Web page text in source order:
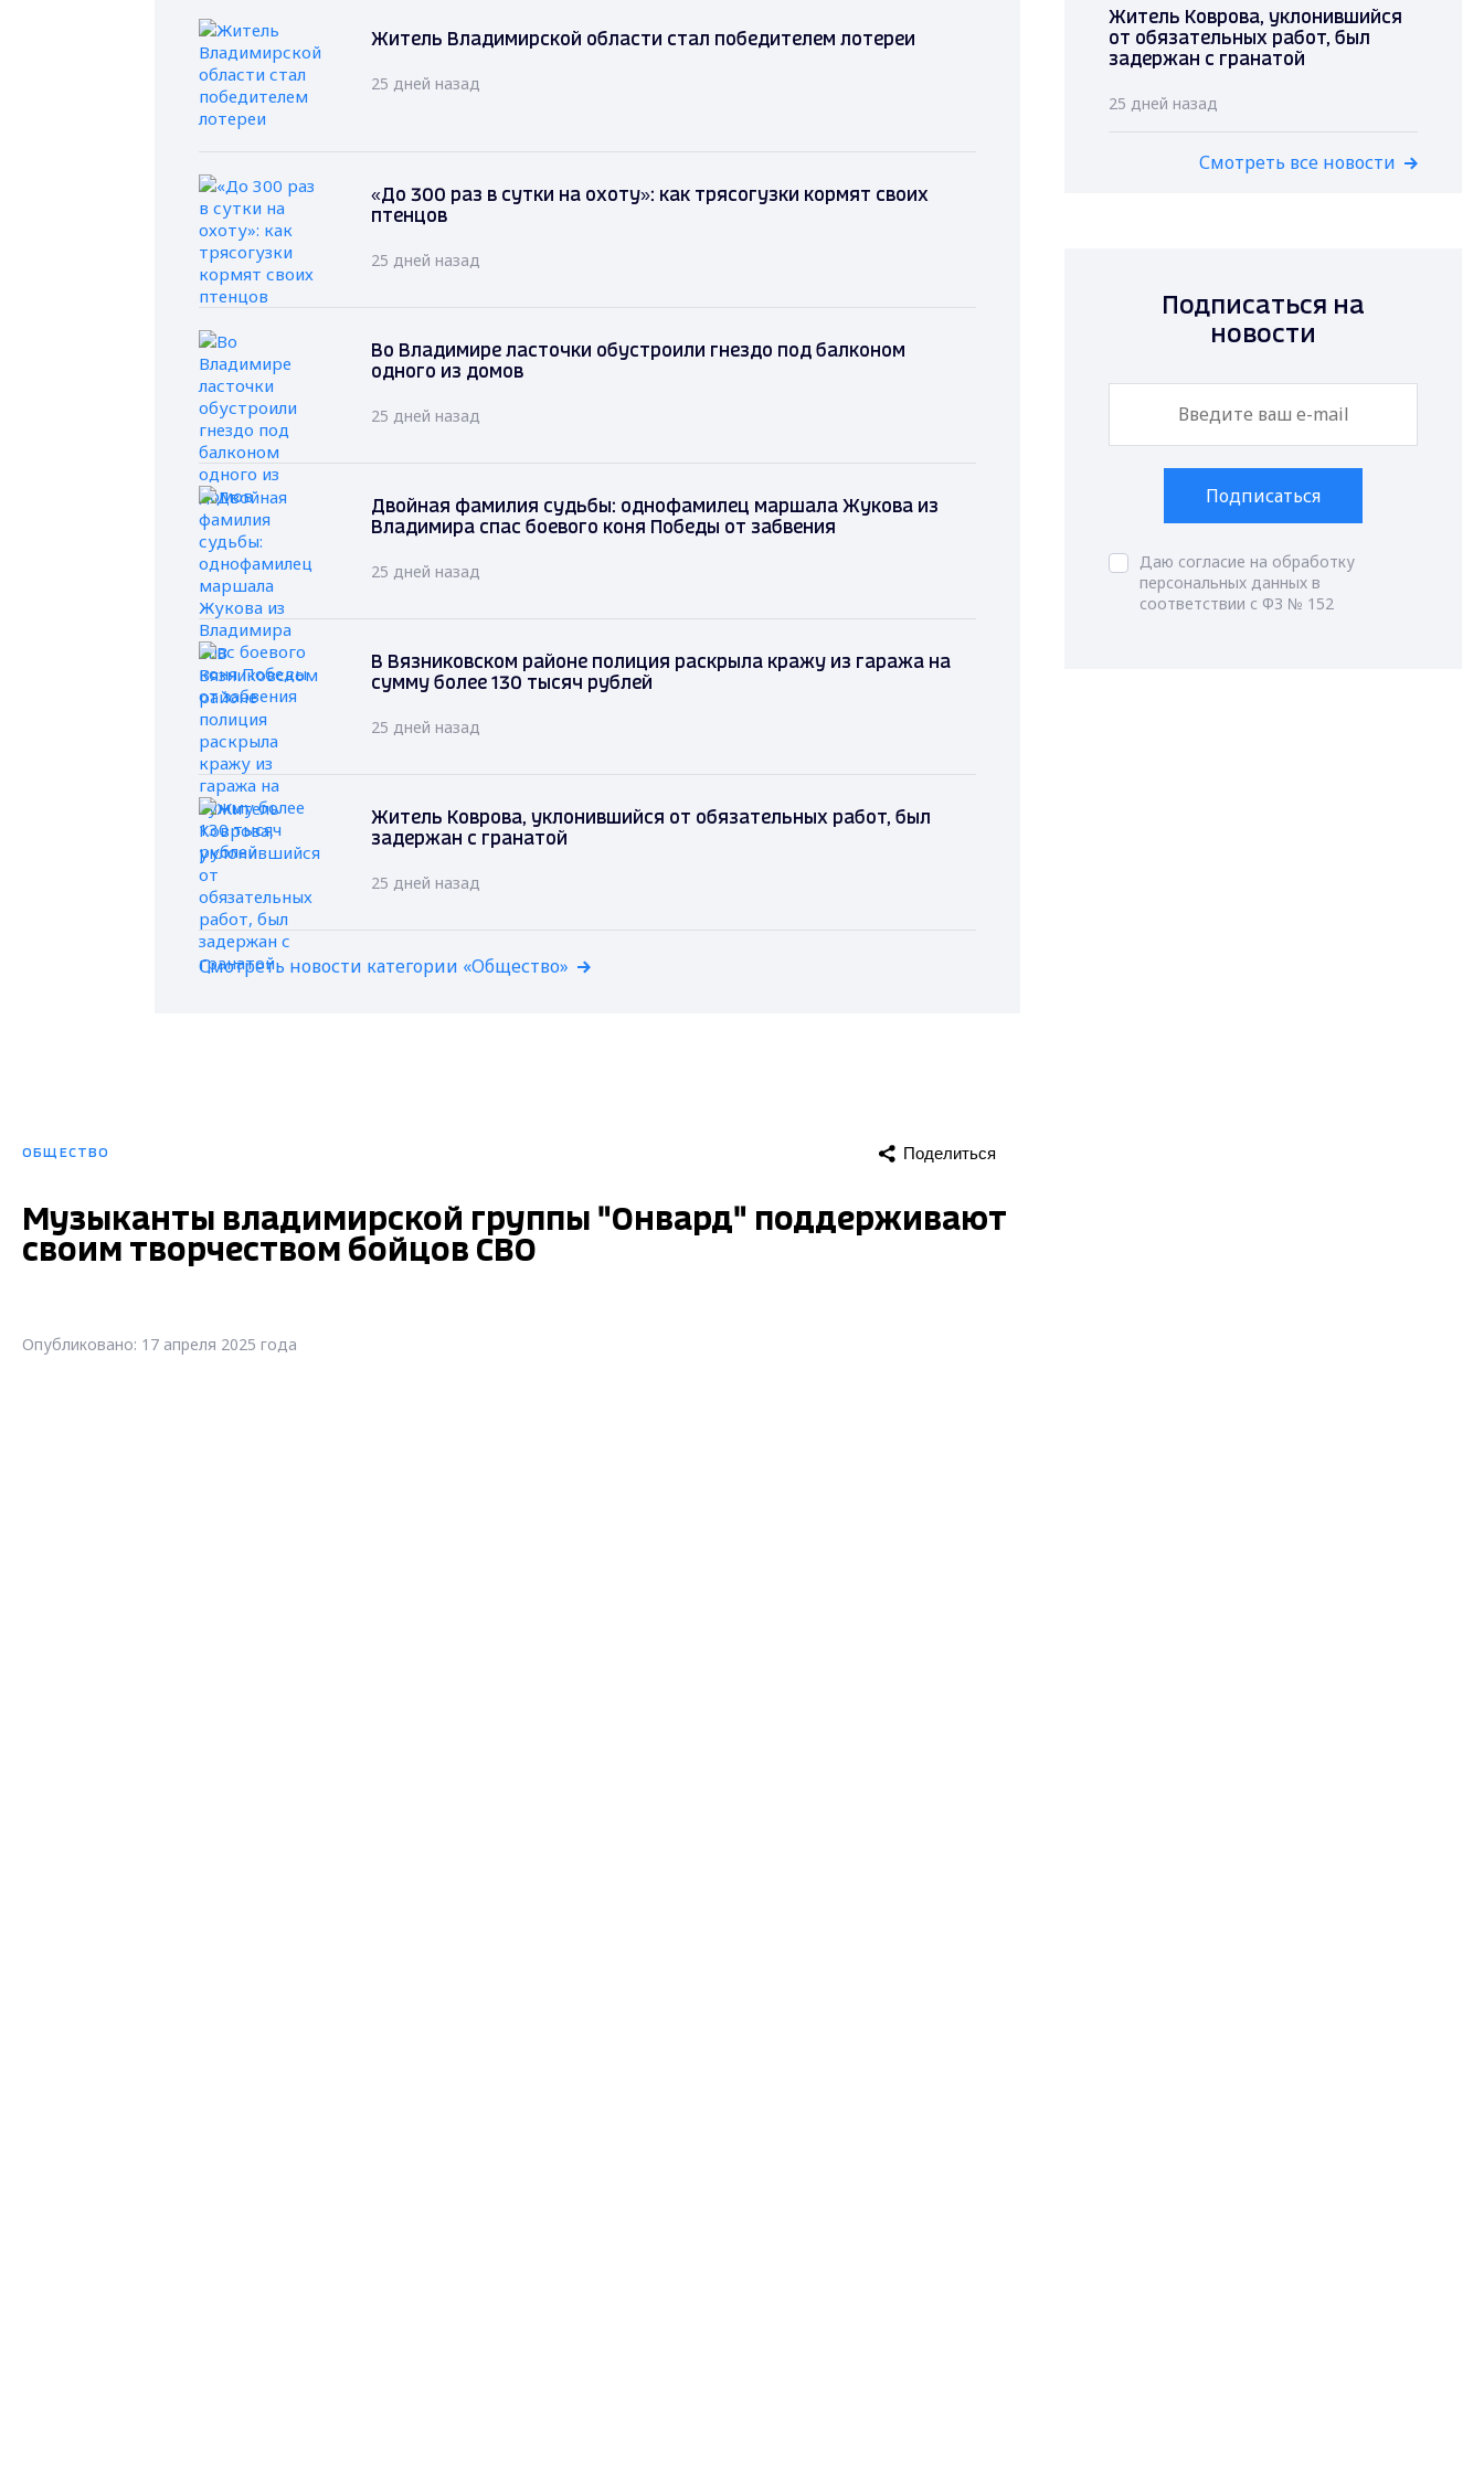
Житель Владимирской области стал победителем лотереи
25 дней назад
«До 300 раз в сутки на охоту»: как трясогузки кормят своих
птенцов
25 дней назад
Во Владимире ласточки обустроили гнездо под балконом
одного из домов
25 дней назад
Двойная фамилия судьбы: однофамилец маршала Жукова из
Владимира спас боевого коня Победы от забвения
25 дней назад
В Вязниковском районе полиция раскрыла кражу из гаража на
сумму более 130 тысяч рублей
25 дней назад
Житель Коврова, уклонившийся от обязательных работ, был
задержан с гранатой
25 дней назад
Смотреть новости категории «Общество»
ОБЩЕСТВО Поделиться
Музыканты владимирской группы "Онвард" поддерживают
своим творчеством бойцов СВО
Опубликовано: 17 апреля 2025 года
Житель Коврова, уклонившийся
от обязательных работ, был
задержан с гранатой
25 дней назад
Смотреть все новости
Подписаться на
новости
Подписаться
Даю согласие на обработку
персональных данных в
соответствии с ФЗ № 152